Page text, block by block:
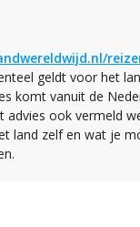
geldt voor het
komt vanuit de
advies ook vermeld
land zelf en wat je